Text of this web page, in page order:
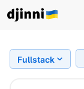
Fullstack